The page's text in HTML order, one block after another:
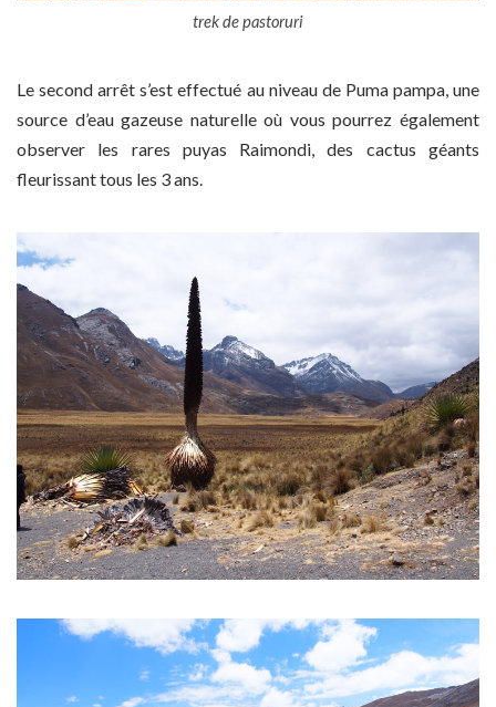
trek de pastoruri
Le second arrêt s’est effectué au niveau de Puma pampa, une
source d’eau gazeuse naturelle où vous pourrez également
observer les rares puyas Raimondi, des cactus géants
fleurissant tous les 3 ans.